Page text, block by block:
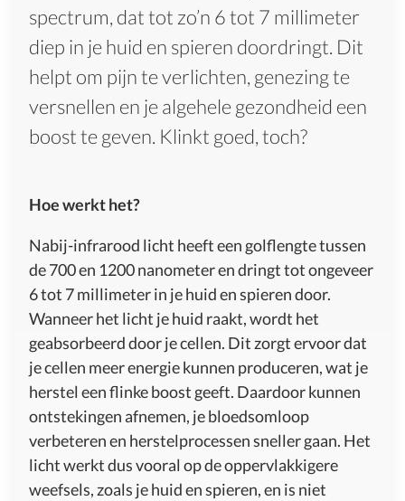
spectrum, dat tot zo’n 6 tot 7 millimeter
diep in je huid en spieren doordringt. Dit
helpt om pijn te verlichten, genezing te
versnellen en je algehele gezondheid een
boost te geven. Klinkt goed, toch?
Hoe werkt het?
Nabij-infrarood licht heeft een golflengte tussen
de 700 en 1200 nanometer en dringt tot ongeveer
6 tot 7 millimeter in je huid en spieren door.
Wanneer het licht je huid raakt, wordt het
geabsorbeerd door je cellen. Dit zorgt ervoor dat
je cellen meer energie kunnen produceren, wat je
herstel een flinke boost geeft. Daardoor kunnen
ontstekingen afnemen, je bloedsomloop
verbeteren en herstelprocessen sneller gaan. Het
licht werkt dus vooral op de oppervlakkigere
weefsels, zoals je huid en spieren, en is niet